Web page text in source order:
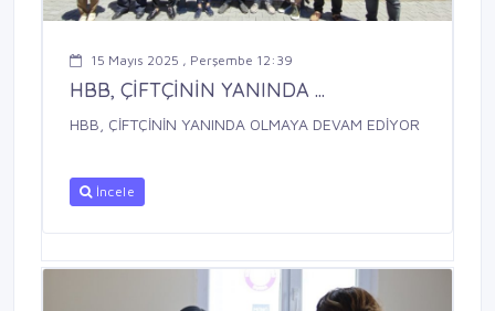
15 Mayıs 2025 , Perşembe 12:39
HBB, ÇİFTÇİNİN YANINDA ...
HBB, ÇİFTÇİNİN YANINDA OLMAYA DEVAM EDİYOR
İncele